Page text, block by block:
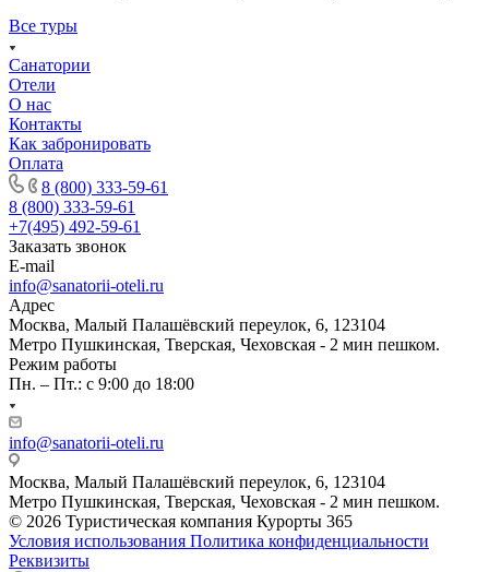
Все туры
Санатории
Отели
О нас
Контакты
Как забронировать
Оплата
8 (800) 333-59-61
8 (800) 333-59-61
+7(495) 492-59-61
Заказать звонок
E-mail
info@sanatorii-oteli.ru
Адрес
Москва, Малый Палашёвский переулок, 6, 123104
Метро Пушкинская, Тверская, Чеховская - 2 мин пешком.
Режим работы
Пн. – Пт.: с 9:00 до 18:00
info@sanatorii-oteli.ru
Москва, Малый Палашёвский переулок, 6, 123104
Метро Пушкинская, Тверская, Чеховская - 2 мин пешком.
© 2026 Туристическая компания Курорты 365
Условия использования Политика конфиденциальности
Реквизиты